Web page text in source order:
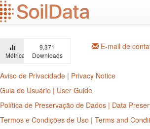
Ir
para
o
principal
Métricas
9,371
Downloads
E-mail de
Aviso de Privacidade | Privacy Notice
Guia do Usuário | User Guide
Política de Preservação de Dados | Data
Termos e Condições de Uso | Terms and